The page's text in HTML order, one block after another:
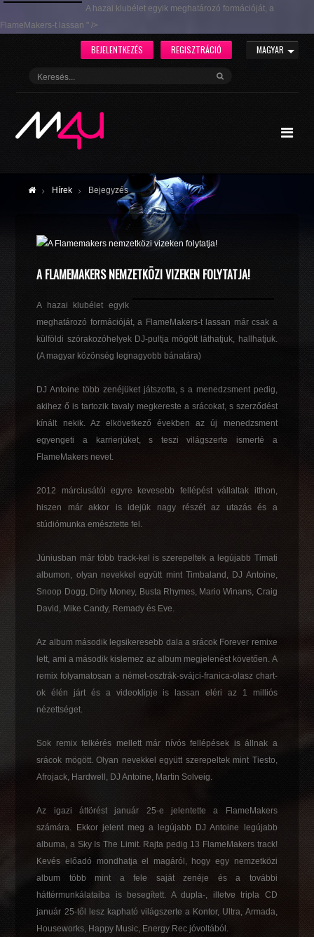
A hazai klubélet egyik meghatározó formációját, a
FlameMakers-t lassan " />
MAGYAR
REGISZTRÁCIÓ
BEJELENTKEZÉS
Hírek Bejegyzés
A FLAMEMAKERS NEMZETKÖZI VIZEKEN FOLYTATJA!
A hazai klubélet egyik
meghatározó formációját, a FlameMakers-t lassan már csak a
külföldi szórakozóhelyek DJ-pultja mögött láthatjuk, hallhatjuk.
(A magyar közönség legnagyobb bánatára)
DJ Antoine több zenéjüket játszotta, s a menedzsment pedig,
akihez ő is tartozik tavaly megkereste a srácokat, s szerződést
kínált nekik. Az elkövetkező években az új menedzsment
egyengeti a karrierjüket, s teszi világszerte ismerté a
FlameMakers nevet.
2012 márciusától egyre kevesebb fellépést vállaltak itthon,
hiszen már akkor is idejük nagy részét az utazás és a
stúdiómunka emésztette fel.
Júniusban már több track-kel is szerepeltek a legújabb Timati
albumon, olyan nevekkel együtt mint Timbaland, DJ Antoine,
Snoop Dogg, Dirty Money, Busta Rhymes, Mario Winans, Craig
David, Mike Candy, Remady és Eve.
Az album második legsikeresebb dala a srácok Forever remixe
lett, ami a második kislemez az album megjelenést követően. A
remix folyamatosan a német-osztrák-svájci-franica-olasz chart-
ok élén járt és a videoklipje is lassan eléri az 1 milliós
nézettséget.
Sok remix felkérés mellett már nívós fellépések is állnak a
srácok mögött. Olyan nevekkel együtt szerepeltek mint Tiesto,
Afrojack, Hardwell, DJ Antoine, Martin Solveig.
Az igazi áttörést január 25-e jelentette a FlameMakers
számára. Ekkor jelent meg a legújabb DJ Antoine legújabb
albuma, a Sky Is The Limit. Rajta pedig 13 FlameMakers track!
Kevés előadó mondhatja el magáról, hogy egy nemzetközi
album több mint a fele saját zenéje és a további
háttérmunkálataiba is besegített. A dupla-, illetve tripla CD
január 25-től lesz kapható világszerte a Kontor, Ultra, Armada,
Houseworks, Happy Music, Energy Rec jóvoltából.